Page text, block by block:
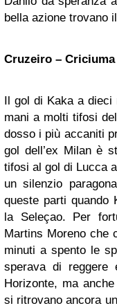
bella azione trovano
Cruzeiro – Criciuma
Il gol di Kaka a
mani a molti tifosi
dosso i più accaniti
gol dell’ex Milan è
tifosi al gol di Lucca
un silenzio
queste parti quando
la Seleçao. Per
Martins Moreno che
minuti a spento le
sperava di
Horizonte, ma
si ritrovano ancora